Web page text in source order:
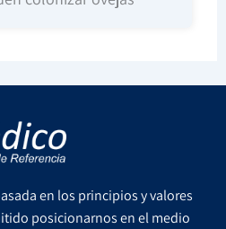
en los principios y valores
posicionarnos en el medio